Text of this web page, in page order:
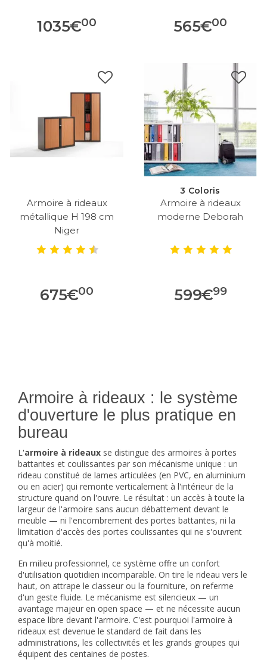
1035€00 565€00
Armoire à rideaux
métallique H 198 cm
Niger
675€00
3 Coloris
Armoire à rideaux
moderne Deborah
599€99
Armoire à rideaux : le système
d'ouverture le plus pratique en
bureau
L'armoire à rideaux se distingue des armoires à portes
battantes et coulissantes par son mécanisme unique : un
rideau constitué de lames articulées (en PVC, en aluminium
ou en acier) qui remonte verticalement à l'intérieur de la
structure quand on l'ouvre. Le résultat : un accès à toute la
largeur de l'armoire sans aucun débattement devant le
meuble — ni l'encombrement des portes battantes, ni la
limitation d'accès des portes coulissantes qui ne s'ouvrent
qu'à moitié.
En milieu professionnel, ce système offre un confort
d'utilisation quotidien incomparable. On tire le rideau vers le
haut, on attrape le classeur ou la fourniture, on referme
d'un geste fluide. Le mécanisme est silencieux — un
avantage majeur en open space — et ne nécessite aucun
espace libre devant l'armoire. C'est pourquoi l'armoire à
rideaux est devenue le standard de fait dans les
administrations, les collectivités et les grands groupes qui
équipent des centaines de postes.